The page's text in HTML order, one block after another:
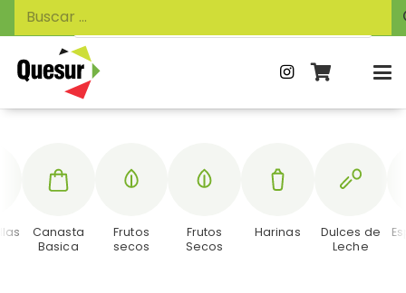
de
productos
Buscar:
Canasta
Basica
Frutos
secos
Frutos
Secos
Harinas
Dulces de
Leche